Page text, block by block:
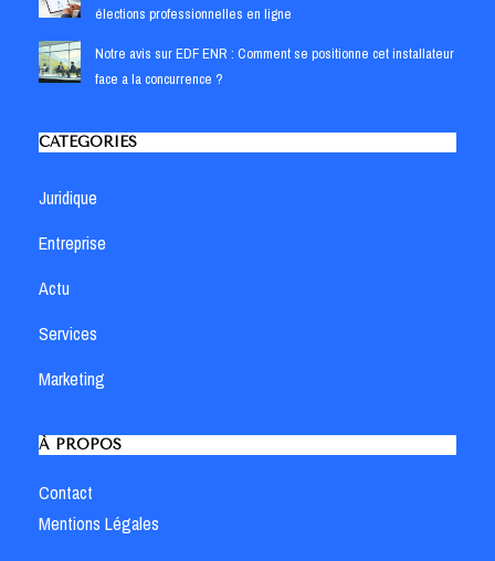
élections professionnelles en ligne
Notre avis sur EDF ENR : Comment se positionne cet installateur
face a la concurrence ?
CATÉGORIES
Juridique
Entreprise
Actu
Services
Marketing
À PROPOS
Contact
Mentions Légales